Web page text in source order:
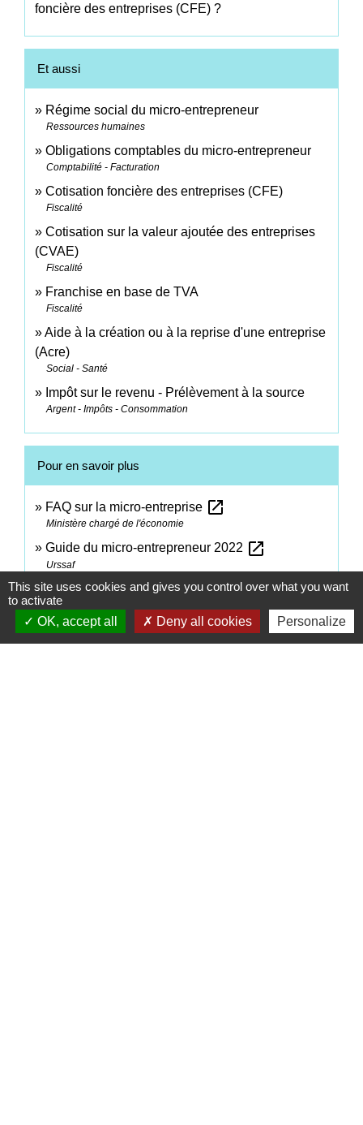
foncière des entreprises (CFE) ?
Et aussi
Régime social du micro-entrepreneur
Ressources humaines
Obligations comptables du micro-entrepreneur
Comptabilité - Facturation
Cotisation foncière des entreprises (CFE)
Fiscalité
Cotisation sur la valeur ajoutée des entreprises
(CVAE)
Fiscalité
Franchise en base de TVA
Fiscalité
Aide à la création ou à la reprise d'une entreprise
(Acre)
Social - Santé
Impôt sur le revenu - Prélèvement à la source
Argent - Impôts - Consommation
Pour en savoir plus
FAQ sur la micro-entreprise open_in_new
Ministère chargé de l'économie
Guide du micro-entrepreneur 2022 open_in_new
Urssaf
Prélèvement à la source : comment cela se passe-
t-il pour les indépendants ?open_in_new
Ministère chargé de l'économie
This site uses cookies and gives you control over what you want
to activate
OK, accept all
Deny all cookies Personalize